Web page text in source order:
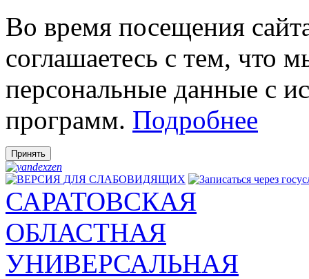
Во время посещения
соглашаетесь с тем, что
персональные данные с
программ. Подробнее
Принять
САРАТОВСКАЯ
ОБЛАСТНАЯ
УНИВЕРСАЛЬНАЯ